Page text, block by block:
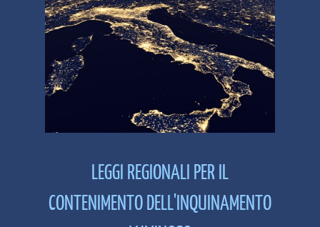
LEGGI REGIONALI PER IL
CONTENIMENTO DELL'INQUINAMENTO